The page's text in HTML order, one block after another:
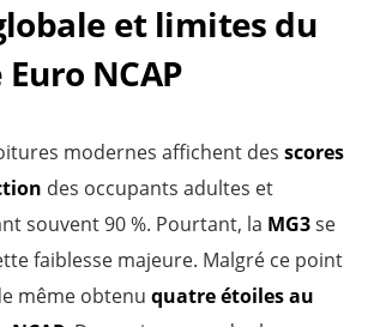
et limites du
NCAP
modernes affichent des scores
des occupants adultes et
souvent 90 %. Pourtant, la MG3se
faiblesse majeure. Malgré ce point
même obtenu quatre étoiles au